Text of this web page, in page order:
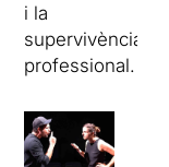
i la
supervivència
professional.